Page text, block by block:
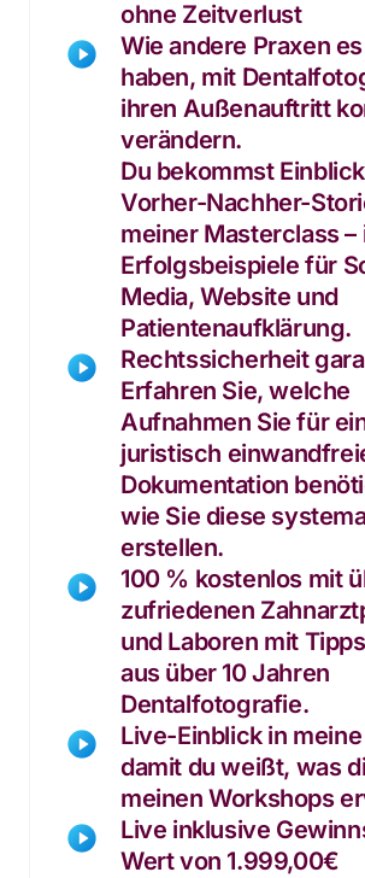
ohne Zeitverlust
Wie andere Praxen
haben, mit
ihren Außenauftritt
verändern.
Du bekommst
Vorher-Nachher-
meiner Masterclass –
Erfolgsbeispiele für
Media, Website und
Patientenaufklärung.
Rechtssicherheit
Erfahren Sie, welche
Aufnahmen Sie für
juristisch
Dokumentation
wie Sie diese
erstellen.
100 % kostenlos mit
zufriedenen
und Laboren mit
aus über 10 Jahren
Dentalfotografie.
Live-Einblick in
damit du weißt, was
meinen Workshops
Live inklusive
Wert von 1.999,00€